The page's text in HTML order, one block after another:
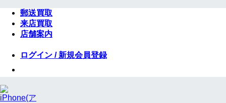
Skip
content
郵送買取
来店買取
店舗案内
ログイン / 新規会員登録